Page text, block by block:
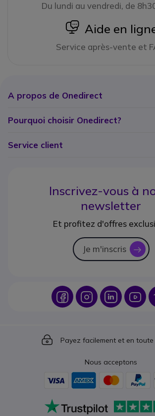
Du lundi au vendredi, de
icon
Aide en
Service après-vente et
A propos de Onedirect
Pourquoi choisir Onedirect?
Service client
Inscrivez-vous à
newsletter
Et profitez d'offres
Je m'inscris icon
Icon IconIcon
Icon
Payez facilement et en toute
Nous acceptons